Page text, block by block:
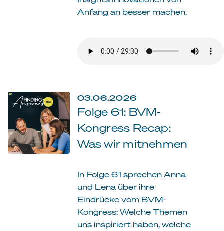
Anfang an besser machen.
03.06.2026
Folge 61: BVM-
Kongress Recap:
Was wir mitnehmen
In Folge 61 sprechen Anna
und Lena über ihre
Eindrücke vom BVM-
Kongress: Welche Themen
uns inspiriert haben, welche